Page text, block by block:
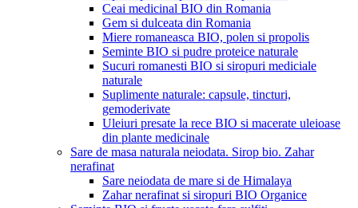
Ceai medicinal BIO din Romania
Gem si dulceata din Romania
Miere romaneasca BIO, polen si propolis
Seminte BIO si pudre proteice naturale
Sucuri romanesti BIO si siropuri mediciale
naturale
Suplimente naturale: capsule, tincturi,
gemoderivate
Uleiuri presate la rece BIO si macerate uleioase
din plante medicinale
Sare de masa naturala neiodata. Sirop bio. Zahar
nerafinat
Sare neiodata de mare si de Himalaya
Zahar nerafinat si siropuri BIO Organice